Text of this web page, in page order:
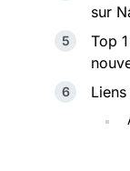
sur
Top